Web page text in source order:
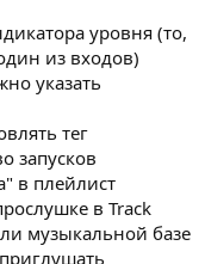
уровня (то,
из входов)
указать
тег
запусков
в плейлист
в Track
музыкальной базе